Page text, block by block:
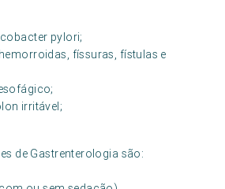
pylori;
físsuras, fístulas e
irritável;
de Gastrenterologia são: